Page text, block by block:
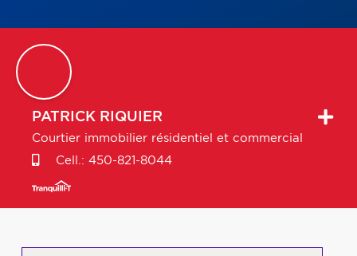
PATRICK RIQUIER
Courtier immobilier résidentiel et commercial
Cell.: 450-821-8044